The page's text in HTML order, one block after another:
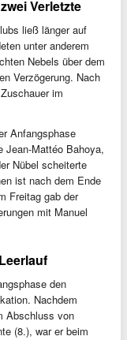
Verletzte
ließ länger auf
unter anderem
Nebels über dem
Verzögerung. Nach
im
Anfangsphase
Jean-Mattéo Bahoya,
Nübel scheiterte
ist nach dem Ende
Freitag gab der
mit Manuel
den
Nachdem
Abschluss von
(8.), war er beim